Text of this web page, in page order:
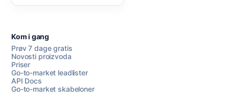
Kom i gang
Prøv 7 dage gratis
Novosti proizvoda
Priser
Go-to-market leadlister
API Docs
Go-to-market skabeloner